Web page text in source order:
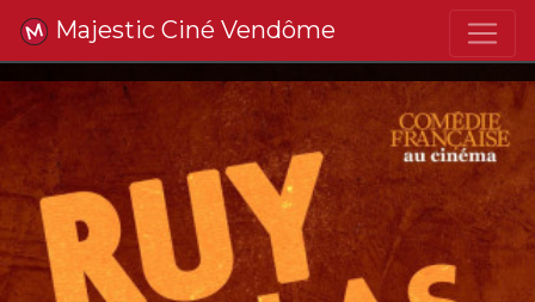
Majestic Ciné Vendôme